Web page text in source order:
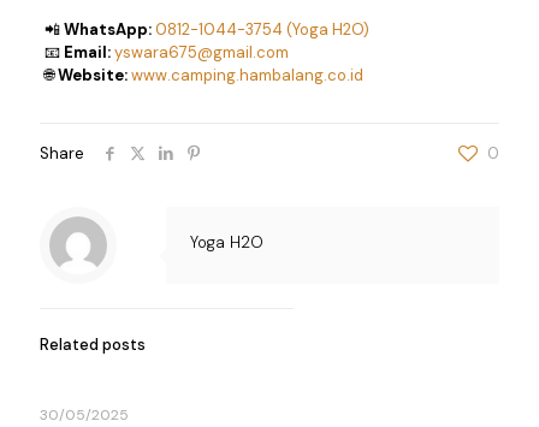
📲WhatsApp:0812-1044-3754 (Yoga H2O)
📧 Email:yswara675@gmail.com
🌐Website:www.camping.hambalang.co.id
Share 0
Yoga H2O
Related posts
30/05/2025